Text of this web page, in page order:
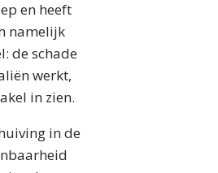
en heeft
namelijk
de schade
werkt,
in zien.
in de